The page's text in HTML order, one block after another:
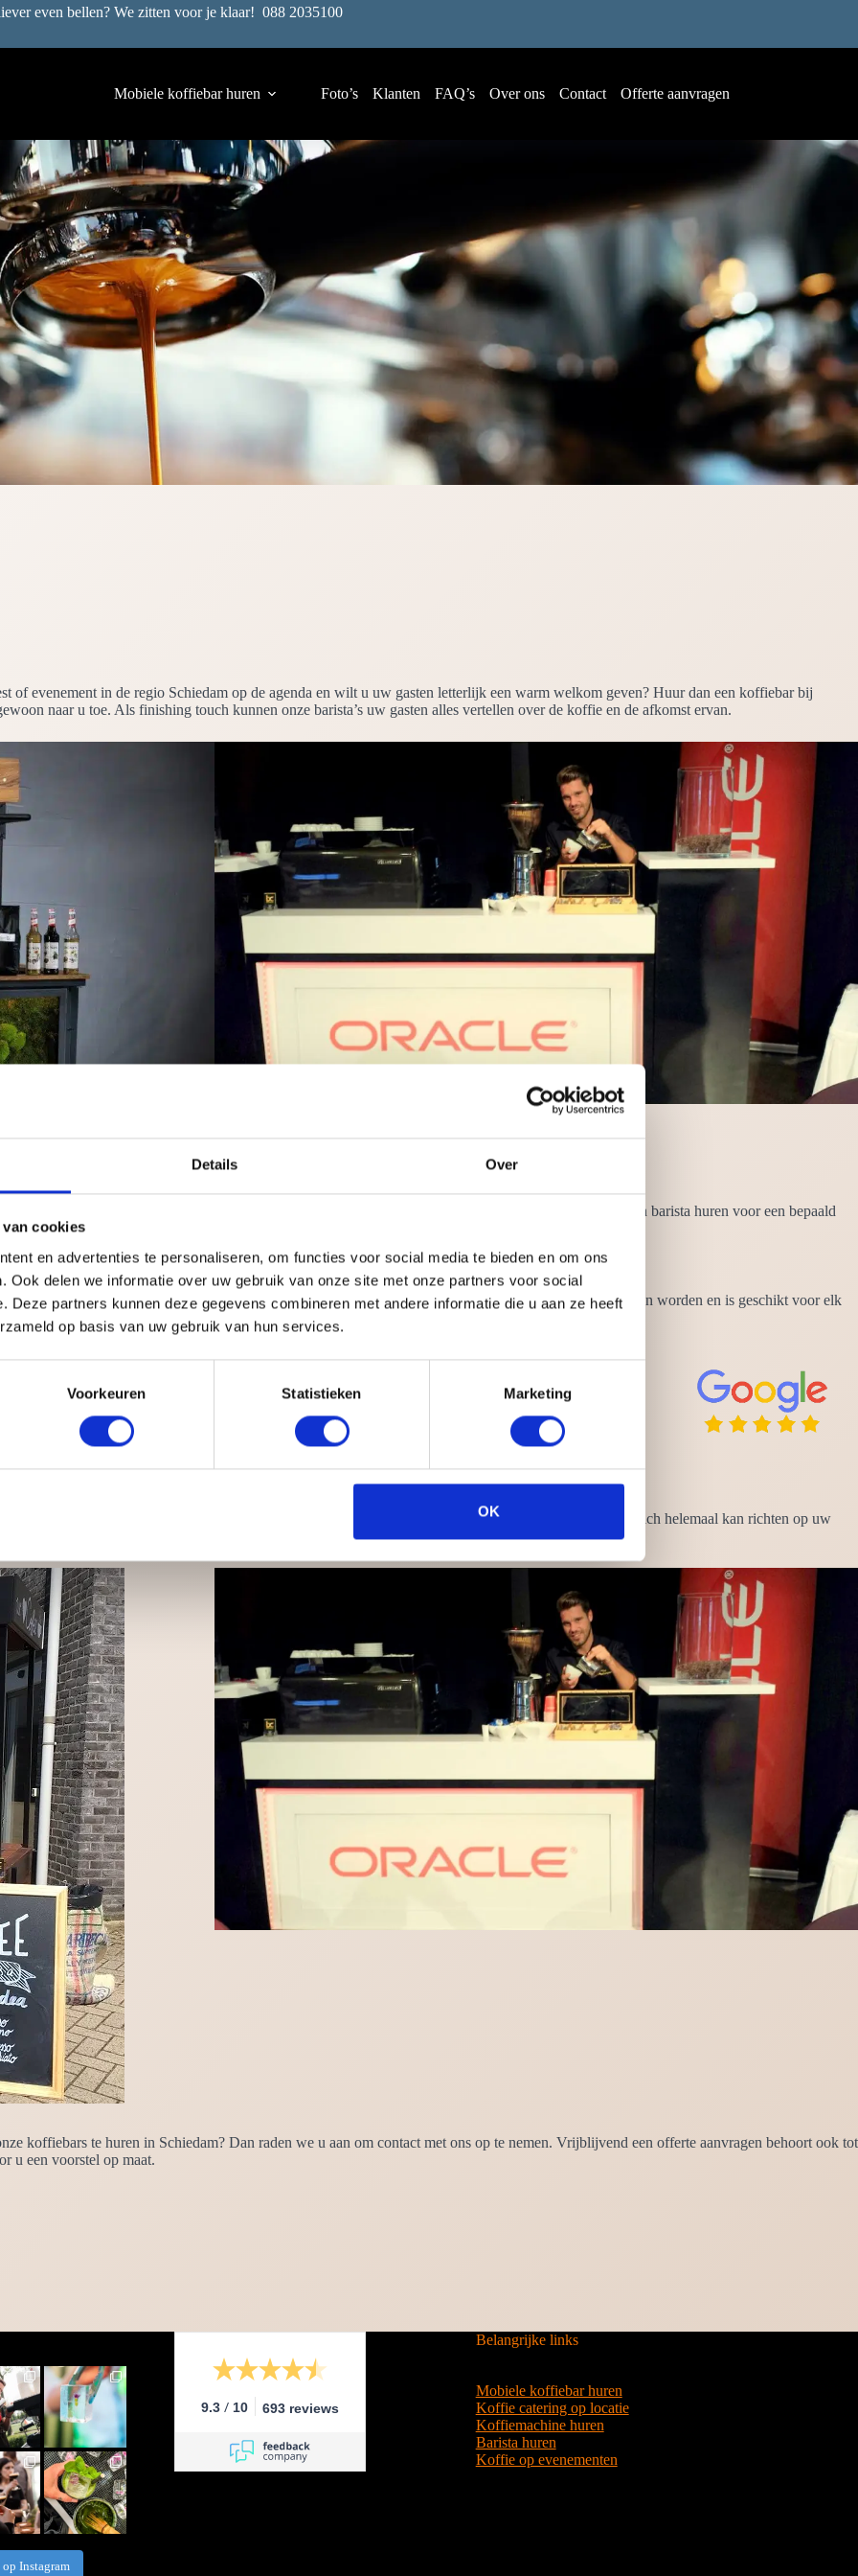
Details Over
van cookies
en advertenties te personaliseren, om functies voor social media te bieden en om ons
Ook delen we informatie over uw gebruik van onze site met onze partners voor social
Deze partners kunnen deze gegevens combineren met andere informatie die u aan ze heeft
op basis van uw gebruik van hun services.
Voorkeuren Statistieken Marketing
OK
even bellen? We zitten voor je klaar! 088 2035100
Mobiele koffiebar huren Foto’s Klanten FAQ’s Over ons Contact Offerte aanvragen
of evenement in de regio Schiedam op de agenda en wilt u uw gasten letterlijk een warm welkom geven? Huur dan een koffiebar bij
naar u toe. Als finishing touch kunnen onze barista’s uw gasten alles vertellen over de koffie en de afkomst ervan.
één barista die meegaat. Een barista is een Italiaanse term voor barman/barvrouw. Wilt u alleen een barista huren voor een bepaald
uit handen. Iedere barista heeft een professionele opleiding gevolgd en is bijzonder gastvrij.
koffie mag eigenlijk ook niet ontbreken. Dit populaire drankje kan op ieder moment van de dag gedronken worden en is geschikt voor elk
stroompuntje.
latte art
koffiefiets en de koffie tuk tuk
benodigdheden. Wij regelen alles voor u van begin tot eind. Wij nemen uw zorgen uit handen zodat u zich helemaal kan richten op uw
uw wens. Het is mogelijk uw naam of logo op de voorzijde van de bar af te beelden!
koffiebars te huren in Schiedam? Dan raden we u aan om contact met ons op te nemen. Vrijblijvend een offerte aanvragen behoort ook tot
u een voorstel op maat.
Instagram
9.3 / 10 693 reviews
Belangrijke links
Mobiele koffiebar huren
Koffie catering op locatie
Koffiemachine huren
Barista huren
Koffie op evenementen